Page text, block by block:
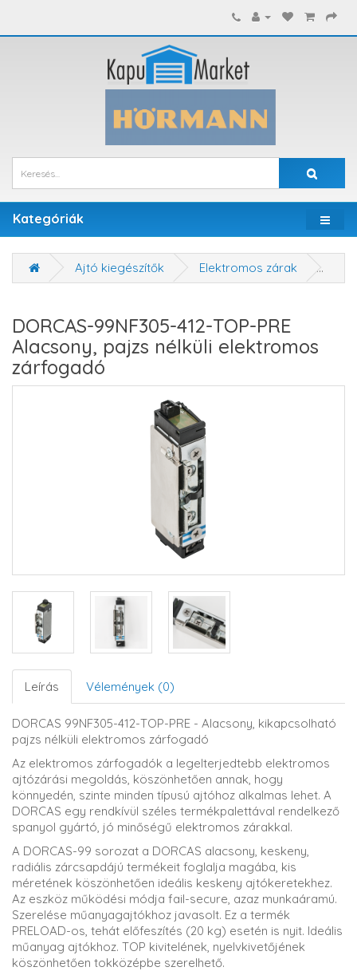
Kategóriák
Ajtó kiegészítők Elektromos zárak
DORCAS-99NF305-412-TOP-PRE
Alacsony, pajzs nélküli elektromos
zárfogadó
Leírás Vélemények (0)
DORCAS 99NF305-412-TOP-PRE - Alacsony, kikapcsolható
pajzs nélküli elektromos zárfogadó
Az elektromos zárfogadók a legelterjedtebb elektromos
ajtózárási megoldás, köszönhetően annak, hogy
könnyedén, szinte minden típusú ajtóhoz alkalmas lehet. A
DORCAS egy rendkívül széles termékpalettával rendelkező
spanyol gyártó, jó minőségű elektromos zárakkal.
A DORCAS-99 sorozat a DORCAS alacsony, keskeny,
radiális zárcsapdájú termékeit foglalja magába, kis
méretének köszönhetően ideális keskeny ajtókeretekhez.
Az eszköz működési módja fail-secure, azaz munkaáramú.
Szerelése műanyagajtókhoz javasolt. Ez a termék
PRELOAD-os, tehát előfeszítés (20 kg) esetén is nyit. Ideális
műanyag ajtókhoz. TOP kivitelének, nyelvkivetőjének
köszönhetően tokközépbe szerelhető.